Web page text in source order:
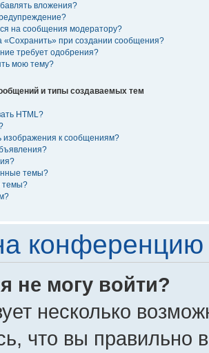
вложения?
на сообщения модератору?
«Сохранить» при создании сообщения?
требует одобрения?
мою тему?
и типы создаваемых тем
HTML?
изображения к сообщениям?
темы?
темы?
конференцию
не могу войти?
несколько
что вы правильно